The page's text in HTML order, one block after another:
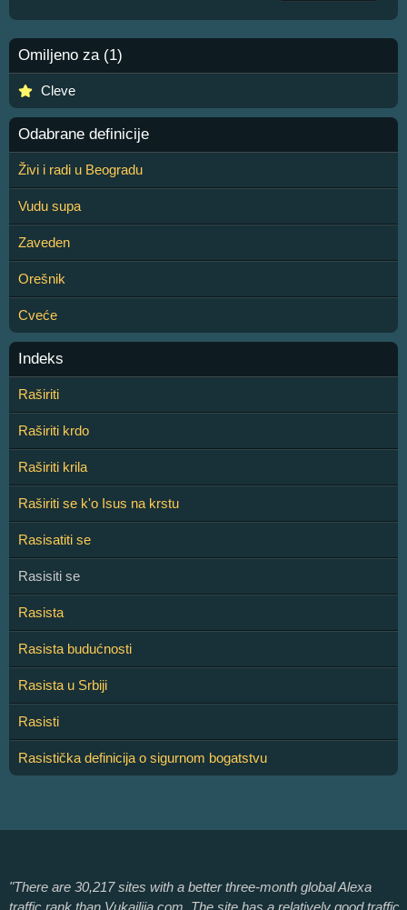
Omiljeno za (1)
Cleve
Odabrane definicije
Živi i radi u Beogradu
Vudu supa
Zaveden
Orešnik
Cveće
Indeks
Raširiti
Raširiti krdo
Raširiti krila
Raširiti se k'o Isus na krstu
Rasisatiti se
Rasisiti se
Rasista
Rasista budućnosti
Rasista u Srbiji
Rasisti
Rasistička definicija o sigurnom bogatstvu
"There are 30,217 sites with a better three-month global Alexa
traffic rank than Vukajlija.com. The site has a relatively good traffic